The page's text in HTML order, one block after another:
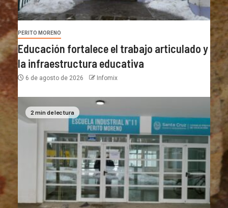
PERITO MORENO
Educación fortalece el trabajo articulado y
la infraestructura educativa
6 de agosto de 2026 Infomix
2 min de lectura